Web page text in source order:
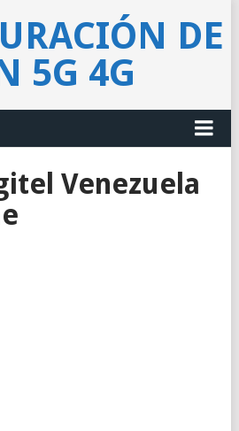
DE
5G 4G
Venezuela